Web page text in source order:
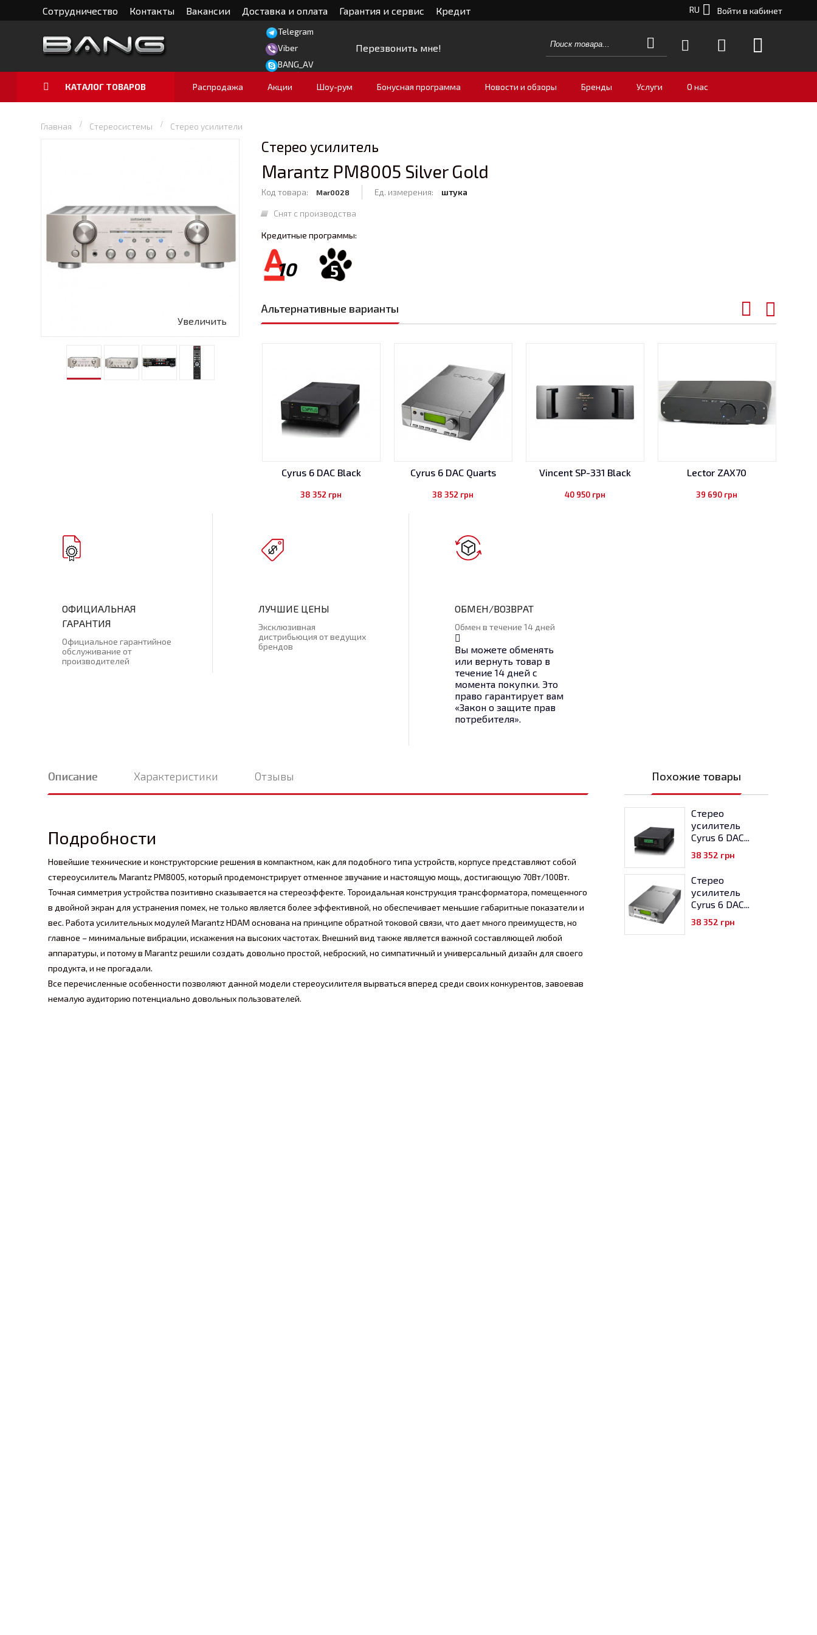
Сотрудничество Контакты Вакансии Доставка и оплата Гарантия и сервис Кредит Войти в кабинет
RU
Telegram
Viber
BANG_AV
Перезвонить мне!
КАТАЛОГ ТОВАРОВ Распродажа Акции Шоу-рум Бонусная программа Новости и обзоры Бренды Услуги О нас
Главная Стереосистемы Стерео усилители
Увеличить
Cтерео усилитель
Marantz PM8005 Silver Gold
Код товара: Mar0028 Ед. измерения: штука
Снят с производства
Кредитные программы:
10 5
Альтернативные варианты
Cyrus 6 DAC Black
38 352 грн
Cyrus 6 DAC Quarts
38 352 грн
Vincent SP-331 Black
40 950 грн
Lector ZAX70
39 690 грн
ОФИЦИАЛЬНАЯ
ГАРАНТИЯ
Официальное гарантийное
обслуживание от
производителей
ЛУЧШИЕ ЦЕНЫ
Эксклюзивная
дистрибьюция от ведущих
брендов
ОБМЕН/ВОЗВРАТ
Обмен в течение 14 дней
Вы можете обменять
или вернуть товар в
течение 14 дней с
момента покупки. Это
право гарантирует вам
«Закон о защите прав
потребителя».
Описание Характеристики Отзывы
Подробности
Новейшие технические и конструкторские решения в компактном, как для подобного типа устройств, корпусе представляют собой
стереоусилитель Marantz PM8005, который продемонстрирует отменное звучание и настоящую мощь, достигающую 70Вт/100Вт.
Точная симметрия устройства позитивно сказывается на стереоэффекте. Тороидальная конструкция трансформатора, помещенного
в двойной экран для устранения помех, не только является более эффективной, но обеспечивает меньшие габаритные показатели и
вес. Работа усилительных модулей Marantz HDAM основана на принципе обратной токовой связи, что дает много преимуществ, но
главное – минимальные вибрации, искажения на высоких частотах. Внешний вид также является важной составляющей любой
аппаратуры, и потому в Marantz решили создать довольно простой, неброский, но симпатичный и универсальный дизайн для своего
продукта, и не прогадали.
Все перечисленные особенности позволяют данной модели стереоусилителя вырваться вперед среди своих конкурентов, завоевав
немалую аудиторию потенциально довольных пользователей.
Похожие товары
Стерео
усилитель
Cyrus 6 DAC...
38 352 грн
Стерео
усилитель
Cyrus 6 DAC...
38 352 грн